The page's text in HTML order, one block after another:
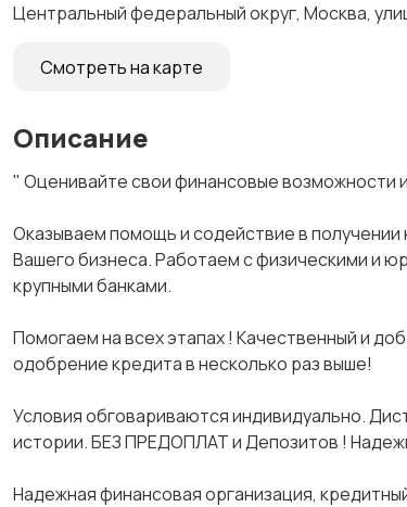
Центральный федеральный округ, Москва,
Смотреть на карте
Описание
" Оценивайте свои финансовые возможности и
О⁣⁣⁣⁣⁣казываем помощь и содействие в
Вашего бизнеса⁣. Работаем с физическими и
крупными банками.
Помогаем на всех этапах ! Качественный и
одобрение кредита в несколько раз выше!
Условия обговариваются индивидуально.
истории. БЕЗ ПРЕДОПЛАТ и Депозитов !
Надежная финансовая организация,